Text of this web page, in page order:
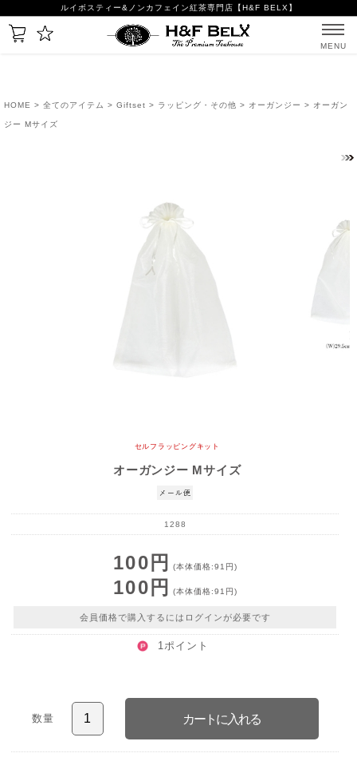
ルイボスティー&ノンカフェイン紅茶専門店【H&F BELX】
MENU
HOME > 全てのアイテム > Giftset > ラッピング・その他 > オーガンジー > オーガン
ジー Mサイズ
セルフラッピングキット
オーガンジー Mサイズ
1288
100円 (本体価格:91円)
100円 (本体価格:91円)
会員価格で購入するにはログインが必要です
1ポイント
数量